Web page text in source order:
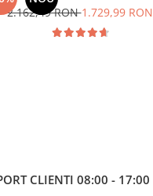
2.162,49 RON1.729,99 RON
CLIENTI 08:00 - 17:00